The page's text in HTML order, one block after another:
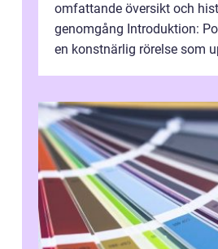
omfattande översikt och
genomgång Introduktion:
en konstnärlig rörelse som